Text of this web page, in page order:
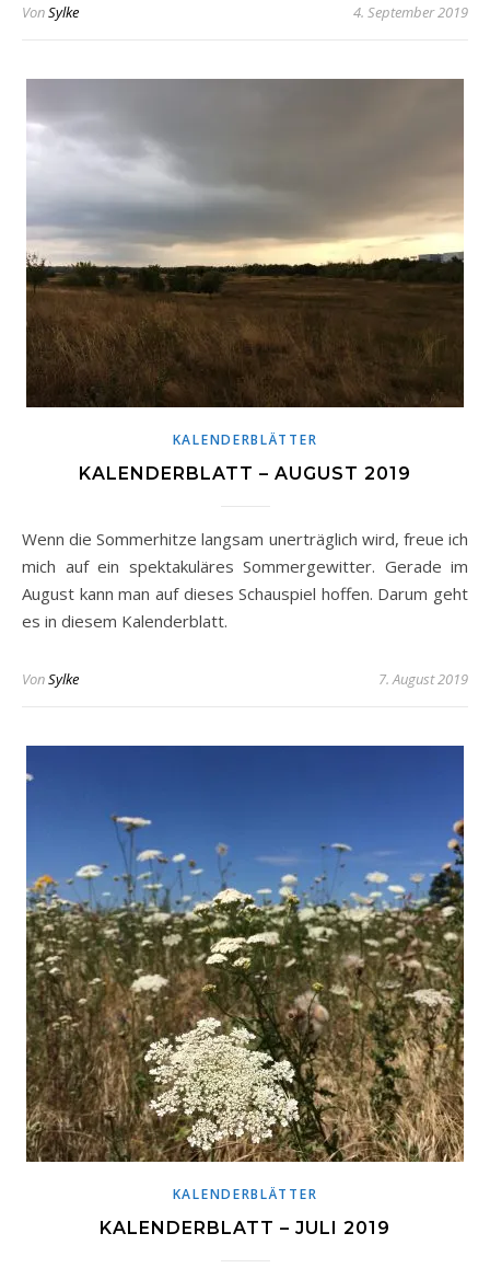
VonSylke 4. September 2019
KALENDERBLÄTTER
KALENDERBLATT – AUGUST 2019
Wenn die Sommerhitze langsam unerträglich wird, freue ich
mich auf ein spektakuläres Sommergewitter. Gerade im
August kann man auf dieses Schauspiel hoffen. Darum geht
es in diesem Kalenderblatt.
VonSylke 7. August 2019
KALENDERBLÄTTER
KALENDERBLATT – JULI 2019